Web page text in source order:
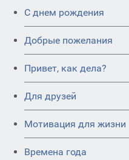
C днем рождения
Добрые пожелания
Привет, как дела?
Для друзей
Мотивация для жизни
Времена года